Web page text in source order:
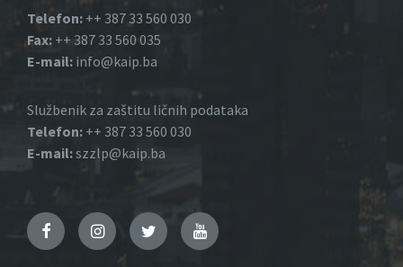
Telefon: ++ 387 33 560 030
Fax: ++ 387 33 560 035
E-mail: info@kaip.ba
Službenik za zaštitu ličnih podataka
Telefon: ++ 387 33 560 030
E-mail:szzlp@kaip.ba
FacebookInstagramTwitter YouTube